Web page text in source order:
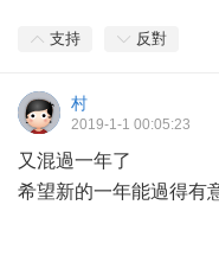
支持 反對
村
2019-1-1 00:05:23
又混過一年了
希望新的一年能過得有